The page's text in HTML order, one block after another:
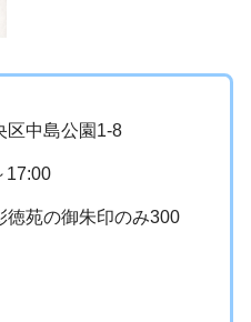
区中島公園1-8
17:00
徳苑の御朱印のみ300